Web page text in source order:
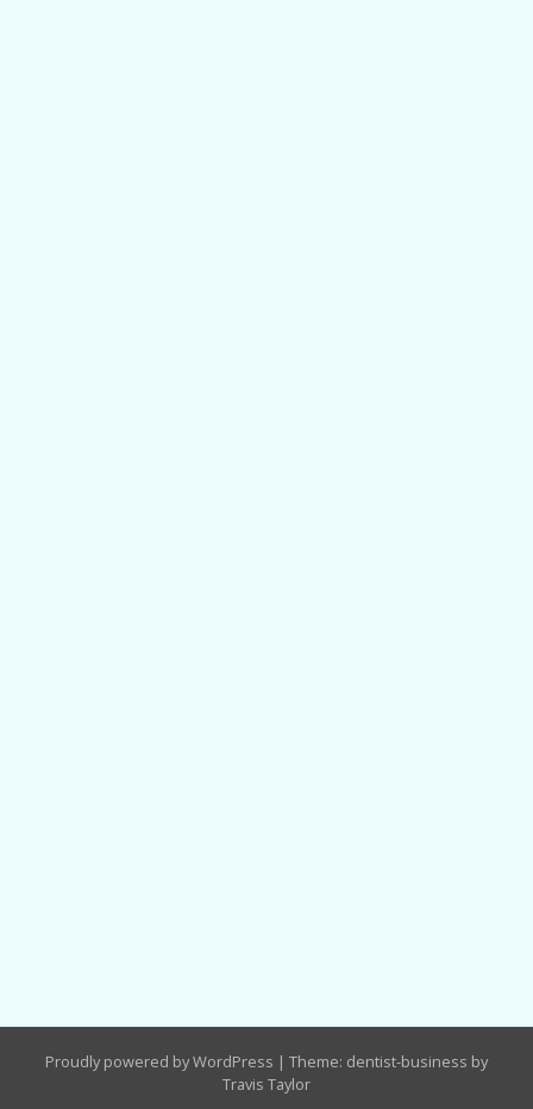
Proudly powered by WordPress | Theme: dentist-business by
Travis Taylor